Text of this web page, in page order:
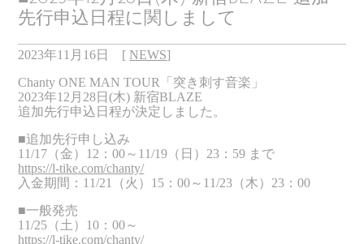
先行申込日程に関しまして
2023年11月16日 [ NEWS]
Chanty ONE MAN TOUR「突き刺す音楽」
2023年12月28日(木) 新宿BLAZE
追加先行申込日程が決定しました。
■追加先行申し込み
11/17（金）12：00～11/19（日）23：59 まで
https://l-tike.com/chanty/
入金期間：11/21（火）15：00～11/23（木）23：00
■一般発売
11/25（土）10：00～
https://l-tike.com/chanty/